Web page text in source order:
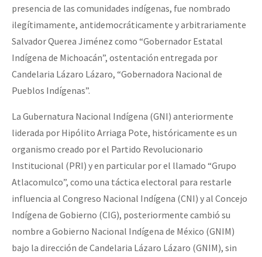
Semillero Guerra contra la Humanidad. (Las poblaciones y
la naturaleza bajo asedio)
Libros para descargar
Medios Libres
Eventos
Contacto
presencia de las comunidades indígenas, fue nombrado
ilegítimamente, antidemocráticamente y arbitrariamente
Salvador Querea Jiménez como “Gobernador Estatal
Indígena de Michoacán”, ostentación entregada por
Candelaria Lázaro Lázaro, “Gobernadora Nacional de
Pueblos Indígenas”.
La Gubernatura Nacional Indígena (GNI) anteriormente
liderada por Hipólito Arriaga Pote, históricamente es un
organismo creado por el Partido Revolucionario
Institucional (PRI) y en particular por el llamado “Grupo
Atlacomulco”, como una táctica electoral para restarle
influencia al Congreso Nacional Indígena (CNI) y al Concejo
Indígena de Gobierno (CIG), posteriormente cambió su
nombre a Gobierno Nacional Indígena de México (GNIM)
bajo la dirección de Candelaria Lázaro Lázaro (GNIM), sin